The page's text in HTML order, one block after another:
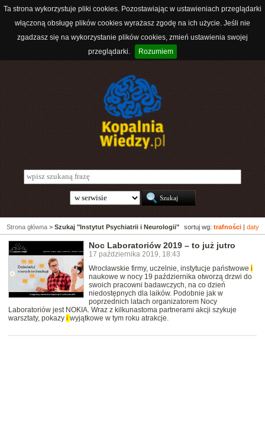
Ta strona wykorzystuje pliki cookies. Pozostawiając w ustawieniach przeglądarki
włączoną obsługę plików cookies wyrażasz zgodę na ich użycie. Jeśli nie
zgadzasz się na wykorzystanie plików cookies, zmień ustawienia swojej
przeglądarki.
Rozumiem
sortuj wg: trafności daty
Strona główna > Szukaj "Instytut Psychiatrii i Neurologii"
Noc Laboratoriów 2019 – to już jutro
17 października 2019, 18:43
Wrocławskie firmy, uczelnie, instytucje państwowe i
naukowe w nocy 19 października otworzą drzwi do
swoich pracowni badawczych, na co dzień
niedostępnych dla laików. Podobnie jak w
poprzednich latach organizatorem Nocy
Laboratoriów jest NOKIA. Wraz z kilkunastoma partnerami akcji szykuje
warsztaty, pokazy i wyjątkowe w tym roku atrakcje.